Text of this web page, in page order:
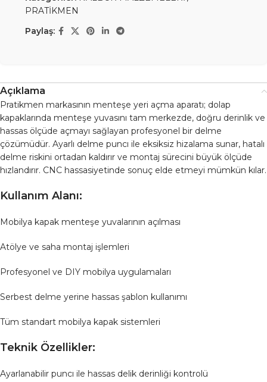
PRATİKMEN
Paylaş:
Açıklama
Pratikmen markasının menteşe yeri açma aparatı; dolap
kapaklarında menteşe yuvasını tam merkezde, doğru derinlik ve
hassas ölçüde açmayı sağlayan profesyonel bir delme
çözümüdür. Ayarlı delme puncı ile eksiksiz hizalama sunar, hatalı
delme riskini ortadan kaldırır ve montaj sürecini büyük ölçüde
hızlandırır. CNC hassasiyetinde sonuç elde etmeyi mümkün kılar.
Kullanım Alanı:
Mobilya kapak menteşe yuvalarının açılması
Atölye ve saha montaj işlemleri
Profesyonel ve DIY mobilya uygulamaları
Serbest delme yerine hassas şablon kullanımı
Tüm standart mobilya kapak sistemleri
Teknik Özellikler:
Ayarlanabilir puncı ile hassas delik derinliği kontrolü